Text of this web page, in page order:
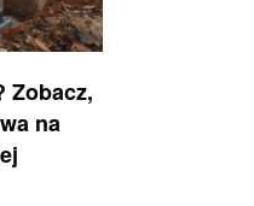
Zobacz,
na